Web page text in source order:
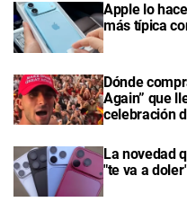
Apple lo
más típica
Dónde
Again” que
celebración
La novedad
"te va a